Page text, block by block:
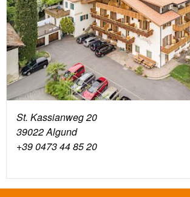
St. Kassianweg 20
39022 Algund
+39 0473 44 85 20